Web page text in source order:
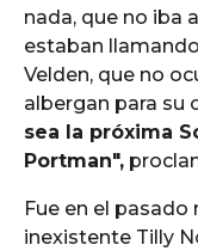
nada, que no iba
estaban
Velden, que no
albergan para su
sea la próxima
Portman",
Fue en el pasado
inexistente Tilly